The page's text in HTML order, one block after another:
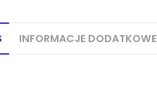
INFORMACJE DODATKOWE